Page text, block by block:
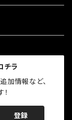
チラ
加情報など、
登録